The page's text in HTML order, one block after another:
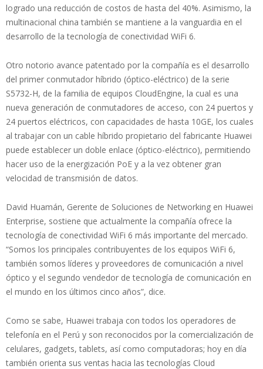
logrado una reducción de costos de hasta del 40%. Asimismo, la
multinacional china también se mantiene a la vanguardia en el
desarrollo de la tecnología de conectividad WiFi 6.
Otro notorio avance patentado por la compañía es el desarrollo
del primer conmutador híbrido (óptico-eléctrico) de la serie
S5732-H, de la familia de equipos CloudEngine, la cual es una
nueva generación de conmutadores de acceso, con 24 puertos y
24 puertos eléctricos, con capacidades de hasta 10GE, los cuales
al trabajar con un cable híbrido propietario del fabricante Huawei
puede establecer un doble enlace (óptico-eléctrico), permitiendo
hacer uso de la energización PoE y a la vez obtener gran
velocidad de transmisión de datos.
David Huamán, Gerente de Soluciones de Networking en Huawei
Enterprise, sostiene que actualmente la compañía ofrece la
tecnología de conectividad WiFi 6 más importante del mercado.
“Somos los principales contribuyentes de los equipos WiFi 6,
también somos líderes y proveedores de comunicación a nivel
óptico y el segundo vendedor de tecnología de comunicación en
el mundo en los últimos cinco años”, dice.
Como se sabe, Huawei trabaja con todos los operadores de
telefonía en el Perú y son reconocidos por la comercialización de
celulares, gadgets, tablets, así como computadoras; hoy en día
también orienta sus ventas hacia las tecnologías Cloud